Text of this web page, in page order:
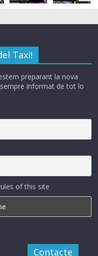
Taxi!
preparant la nova
informat de tot lo
of this site
Contacte